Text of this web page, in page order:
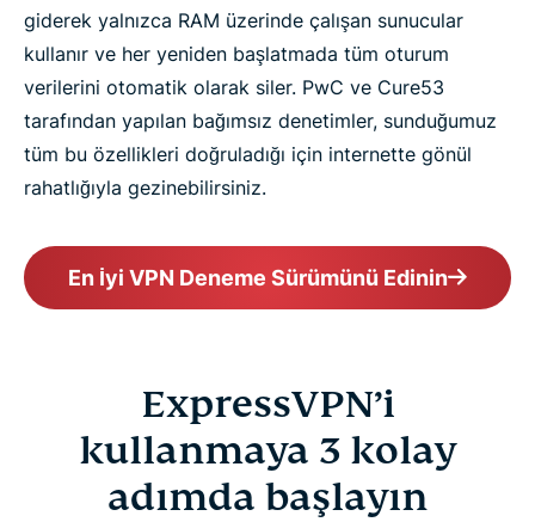
giderek yalnızca RAM üzerinde çalışan sunucular
kullanır ve her yeniden başlatmada tüm oturum
verilerini otomatik olarak siler. PwC ve Cure53
tarafından yapılan bağımsız denetimler, sunduğumuz
tüm bu özellikleri doğruladığı için internette gönül
rahatlığıyla gezinebilirsiniz.
En İyi VPN Deneme Sürümünü Edinin
ExpressVPN’i
kullanmaya 3 kolay
adımda başlayın